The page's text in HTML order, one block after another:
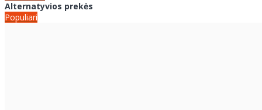
Alternatyvios prekės
Populiari